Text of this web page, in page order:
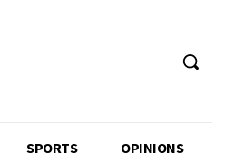
SPORTS OPINIONS